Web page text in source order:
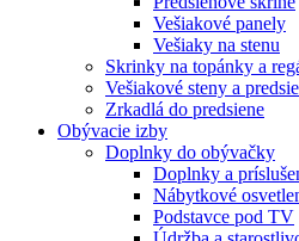
Vešiakové panely
Vešiaky na stenu
Skrinky na topánky a
Vešiakové steny a
Zrkadlá do predsiene
Obývacie izby
Doplnky do obývačky
Doplnky a
Nábytkové
Podstavce pod TV